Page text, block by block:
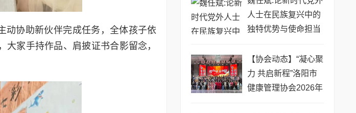
动协助新伙伴完成任务，全体孩子依
家手持作品、肩披证书合影留念，
人士在民族复兴中的
独特优势与使命担当
【协会动态】“凝心聚
力 共启新程”洛阳市
健康管理协会2026年